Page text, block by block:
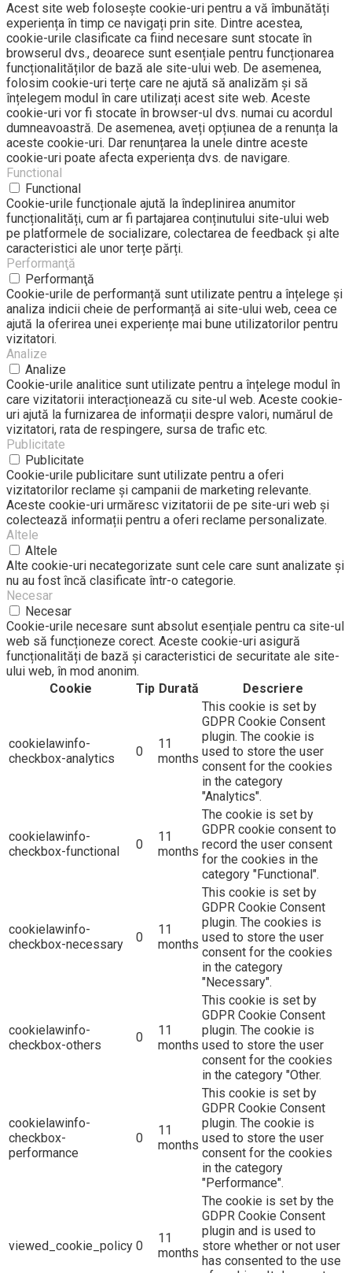
Acest site web folosește cookie-uri pentru a vă îmbunătăți
experiența în timp ce navigați prin site. Dintre acestea,
cookie-urile clasificate ca fiind necesare sunt stocate în
browserul dvs., deoarece sunt esențiale pentru funcționarea
funcționalităților de bază ale site-ului web. De asemenea,
folosim cookie-uri terțe care ne ajută să analizăm și să
înțelegem modul în care utilizați acest site web. Aceste
cookie-uri vor fi stocate în browser-ul dvs. numai cu acordul
dumneavoastră. De asemenea, aveți opțiunea de a renunța la
aceste cookie-uri. Dar renunțarea la unele dintre aceste
cookie-uri poate afecta experiența dvs. de navigare.
Functional
Functional
Cookie-urile funcționale ajută la îndeplinirea anumitor
funcționalități, cum ar fi partajarea conținutului site-ului web
pe platformele de socializare, colectarea de feedback și alte
caracteristici ale unor terțe părți.
Performanţă
Performanţă
Cookie-urile de performanță sunt utilizate pentru a înțelege și
analiza indicii cheie de performanță ai site-ului web, ceea ce
ajută la oferirea unei experiențe mai bune utilizatorilor pentru
vizitatori.
Analize
Analize
Cookie-urile analitice sunt utilizate pentru a înțelege modul în
care vizitatorii interacționează cu site-ul web. Aceste cookie-
uri ajută la furnizarea de informații despre valori, numărul de
vizitatori, rata de respingere, sursa de trafic etc.
Publicitate
Publicitate
Cookie-urile publicitare sunt utilizate pentru a oferi
vizitatorilor reclame și campanii de marketing relevante.
Aceste cookie-uri urmăresc vizitatorii de pe site-uri web și
colectează informații pentru a oferi reclame personalizate.
Altele
Altele
Alte cookie-uri necategorizate sunt cele care sunt analizate și
nu au fost încă clasificate într-o categorie.
Necesar
Necesar
Cookie-urile necesare sunt absolut esențiale pentru ca site-ul
web să funcționeze corect. Aceste cookie-uri asigură
funcționalități de bază și caracteristici de securitate ale site-
ului web, în ​​mod anonim.
Cookie
Tip Durată Descriere
cookielawinfo-
checkbox-analytics
0
11
months
This cookie is set by
GDPR Cookie Consent
plugin. The cookie is
used to store the user
consent for the cookies
in the category
"Analytics".
cookielawinfo-
checkbox-functional
0
11
months
The cookie is set by
GDPR cookie consent to
record the user consent
for the cookies in the
category "Functional".
cookielawinfo-
checkbox-necessary
0
11
months
This cookie is set by
GDPR Cookie Consent
plugin. The cookies is
used to store the user
consent for the cookies
in the category
"Necessary".
cookielawinfo-
checkbox-others
0
11
months
This cookie is set by
GDPR Cookie Consent
plugin. The cookie is
used to store the user
consent for the cookies
in the category "Other.
cookielawinfo-
checkbox-
performance
0
11
months
This cookie is set by
GDPR Cookie Consent
plugin. The cookie is
used to store the user
consent for the cookies
in the category
"Performance".
viewed_cookie_policy 0
11
months
The cookie is set by the
GDPR Cookie Consent
plugin and is used to
store whether or not user
has consented to the use